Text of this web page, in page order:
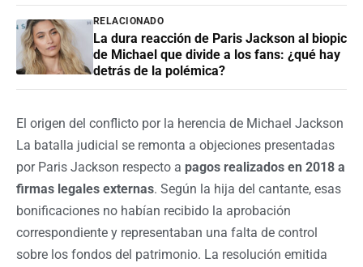
RELACIONADO
La dura reacción de Paris Jackson al biopic
de Michael que divide a los fans: ¿qué hay
detrás de la polémica?
El origen del conflicto por la herencia de Michael Jackson
La batalla judicial se remonta a objeciones presentadas
por Paris Jackson respecto a pagos realizados en 2018 a
firmas legales externas. Según la hija del cantante, esas
bonificaciones no habían recibido la aprobación
correspondiente y representaban una falta de control
sobre los fondos del patrimonio. La resolución emitida